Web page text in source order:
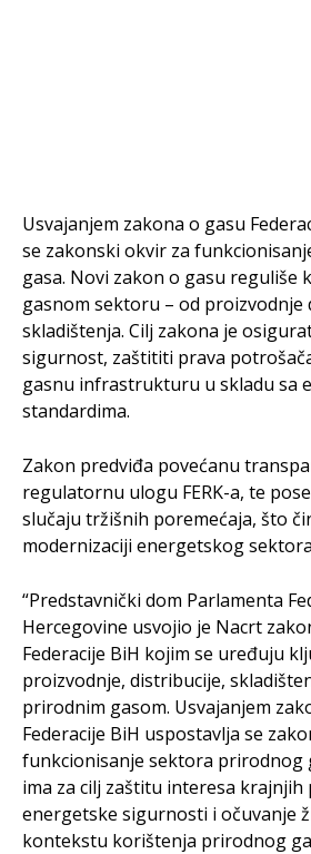
Usvajanjem zakona o gasu
se zakonski okvir za
gasa. Novi zakon o gasu reguliše
gasnom sektoru – od proizvodnje
skladištenja. Cilj zakona je
sigurnost, zaštititi prava
gasnu infrastrukturu u skladu sa
standardima.
Zakon predviđa povećanu
regulatornu ulogu FERK-a, te
slučaju tržišnih poremećaja, što
modernizaciji energetskog
“Predstavnički dom Parlamenta
Hercegovine usvojio je Nacrt
Federacije BiH kojim se uređuju
proizvodnje, distribucije,
prirodnim gasom. Usvajanjem
Federacije BiH uspostavlja se
funkcionisanje sektora prirodnog
ima za cilj zaštitu interesa krajnjih
energetske sigurnosti i očuvanje
kontekstu korištenja prirodnog